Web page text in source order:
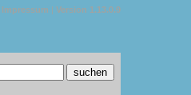
Impressum | Version 1.13.0.9